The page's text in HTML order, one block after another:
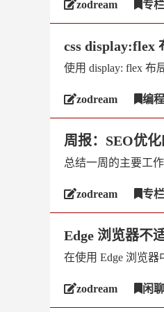
zodream 专栏
css display:flex
使用 display: flex 布
zodream 编
周报：SEO优
总结一周的主要工
zodream 专栏
Edge 浏览器不
在使用 Edge 浏览器
zodream 闲聊